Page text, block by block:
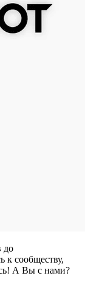
до
к сообществу,
А Вы с нами?